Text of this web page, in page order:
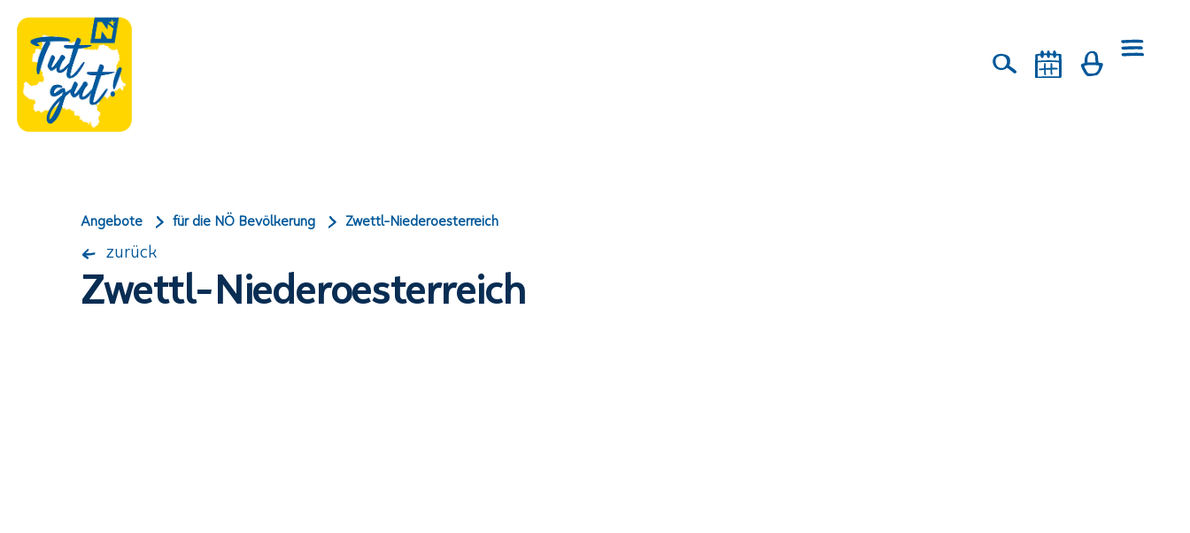
Angebote für die NÖ Bevölkerung Zwettl-Niederoesterreich
zurück
Zwettl-Niederoesterreich